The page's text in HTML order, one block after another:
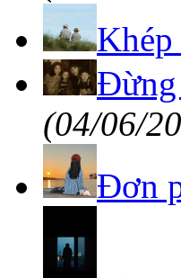
Đừng
(04/06/
Đơn